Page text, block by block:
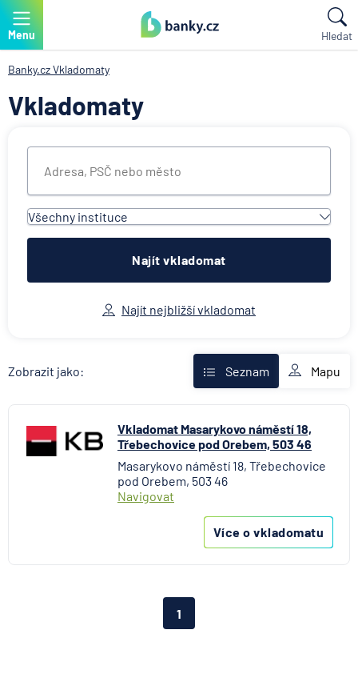
Menu Hledat
Banky.czVkladomaty
Vkladomaty
Všechny instituce
Všechny instituce
ACE European Group Ltd
Česká spořitelna
Československá obchodní banka
Fio banka
mBank
MONETA Money Bank
Raiffeisenbank
Stavební spořitelna České spořitelny
UniCredit Bank
Najít vkladomat
Najít nejbližší vkladomat
Zobrazit jako: Seznam Mapu
Vkladomat Masarykovo náměstí 18,
Třebechovice pod Orebem, 503 46
Masarykovo náměstí 18, Třebechovice
pod Orebem, 503 46
Navigovat
Více o vkladomatu
1